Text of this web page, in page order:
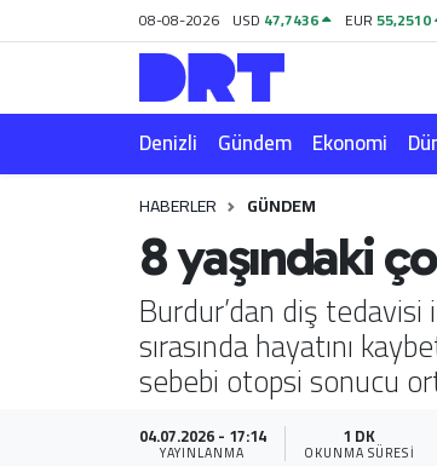
08-08-2026 USD 47,7436 EUR55,2510
Denizli Gündem Ekonomi
HABERLER GÜNDEM
8 yaşındaki
Burdur’dan diş
sırasında hayatını
sebebi otopsi sonucu
04.07.2026 - 17:14
YAYINLANMA
1 DK
OKUNMA SÜRESI
Gündem
Ekonomi
Magazin
Hava Durumu
Trafik Durumu
Puan Durumu ve Fikstür
Tüm Manşetler
Son Dakika Haberleri
Haber Arşivi